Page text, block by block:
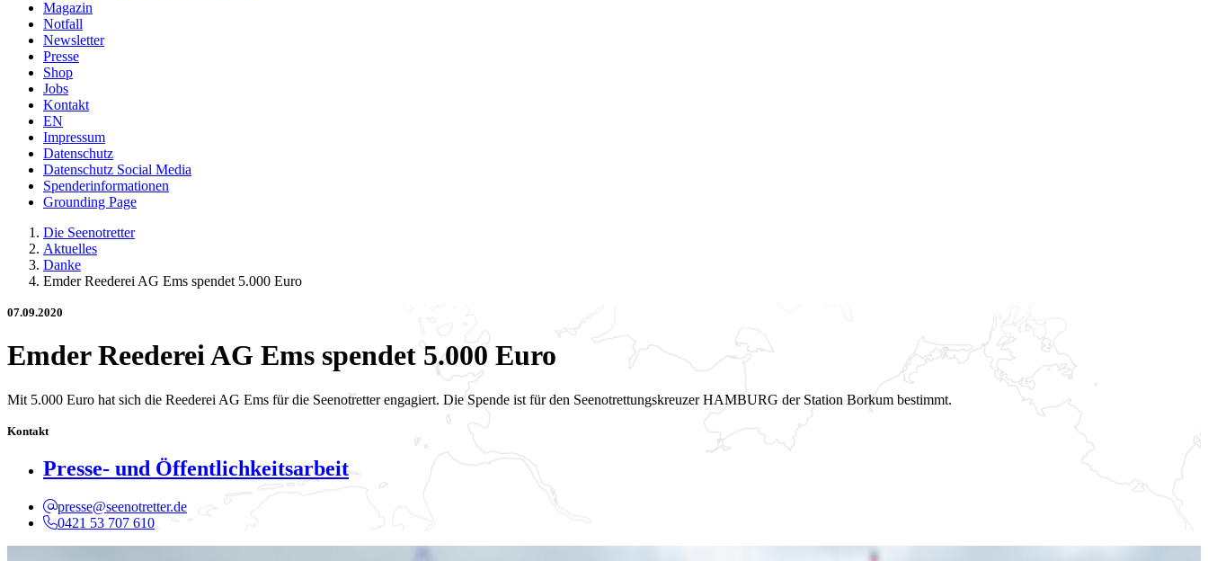
Magazin
Notfall
Newsletter
Presse
Shop
Jobs
Kontakt
EN
Impressum
Datenschutz
Datenschutz Social Media
Spenderinformationen
Grounding Page
Die Seenotretter
Aktuelles
Danke
Emder Reederei AG Ems spendet 5.000 Euro
07.09.2020
Emder Reederei AG Ems spendet 5.000 Euro
Mit 5.000 Euro hat sich die Reederei AG Ems für die Seenotretter engagiert. Die Spende ist für den Seenotrettungskreuzer HAMBURG der Station Borkum bestimmt.
Kontakt
Presse- und Öffentlichkeitsarbeit
presse@seenotretter.de
0421 53 707 610